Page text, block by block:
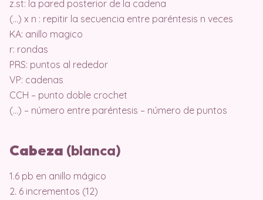
z.st: la pared posterior de la cadena
(…) x n : repitir la secuencia entre paréntesis n veces
KA: anillo magico
r: rondas
PRS: puntos al rededor
VP: cadenas
CCH – punto doble crochet
(…) – número entre paréntesis – número de puntos
Cabeza (blanca)
1.6 pb en anillo mágico
2. 6 incrementos (12)